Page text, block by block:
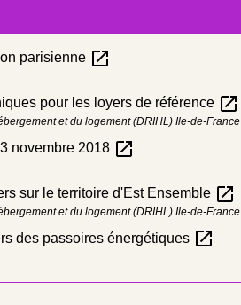
parisienne open_in_new
pour les loyers de référence open_in_new
et du logement (DRIHL) Ile-de-France
novembre 2018 open_in_new
sur le territoire d'Est Ensemble open_in_new
et du logement (DRIHL) Ile-de-France
des passoires énergétiques open_in_new